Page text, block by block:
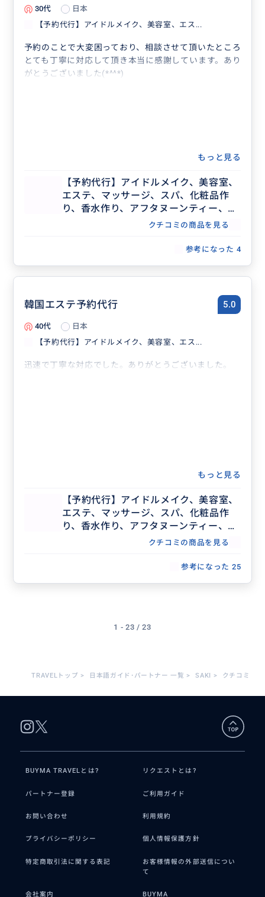
30代
日本
【予約代行】アイドルメイク、美容室、エス...
予約のことで大変困っており、相談させて頂いたところ
とても丁寧に対応して頂き本当に感謝しています。あり
がとうございました(*^^*)
もっと見る
【予約代行】アイドルメイク、美容室、
エステ、マッサージ、スパ、化粧品作
り、香水作り、アフタヌーンティー、記
念日ディナー、レストラン団体予約な
クチコミの商品を見る
参考になった 4
韓国エステ予約代行 5.0
40代
日本
【予約代行】アイドルメイク、美容室、エス...
迅速で丁寧な対応でした。ありがとうございました。
もっと見る
【予約代行】アイドルメイク、美容室、
エステ、マッサージ、スパ、化粧品作
り、香水作り、アフタヌーンティー、記
念日ディナー、レストラン団体予約な
クチコミの商品を見る
参考になった 25
1 - 23 / 23
TRAVELトップ > 日本語ガイド･パートナー 一覧 > SAKI > クチコミ
BUYMA TRAVELとは? リクエストとは?
パートナー登録 ご利用ガイド
お問い合わせ 利用規約
プライバシーポリシー 個人情報保護方針
特定商取引法に関する表記
お客様情報の外部送信につい
て
会社案内 BUYMA